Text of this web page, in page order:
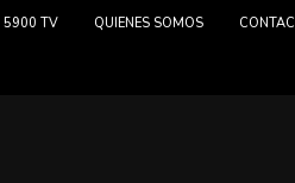
5900 TV QUIENES SOMOS